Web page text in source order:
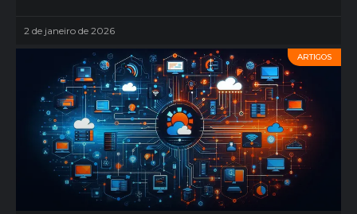
2 de janeiro de 2026
ARTIGOS